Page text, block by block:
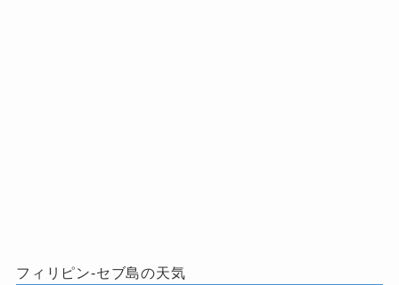
フィリピン-セブ島の天気